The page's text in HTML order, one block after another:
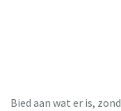
Bied aan wat er is,